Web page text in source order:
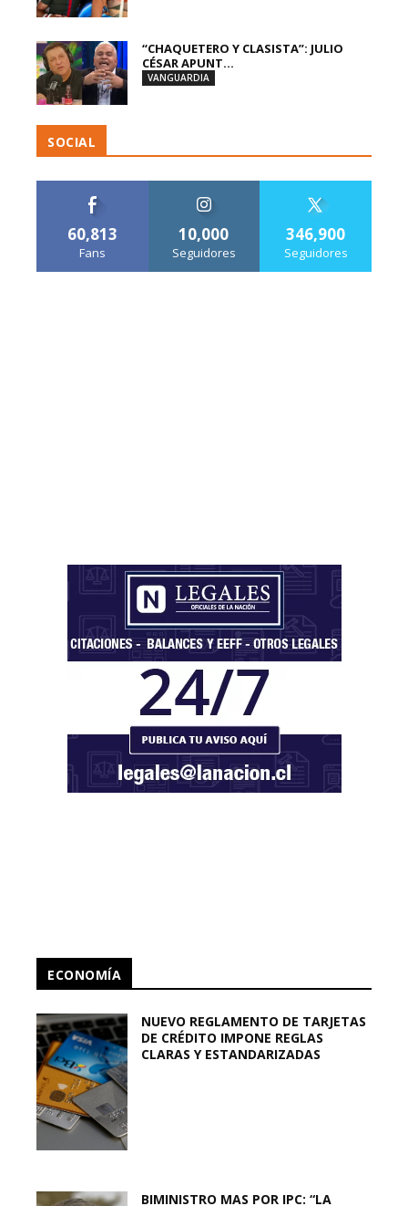
“CHAQUETERO Y CLASISTA”: JULIO
CÉSAR APUNT...
VANGUARDIA
SOCIAL
60,813
Fans
10,000
Seguidores
346,900
Seguidores
ECONOMÍA
NUEVO REGLAMENTO DE TARJETAS
DE CRÉDITO IMPONE REGLAS
CLARAS Y ESTANDARIZADAS
BIMINISTRO MAS POR IPC: “LA